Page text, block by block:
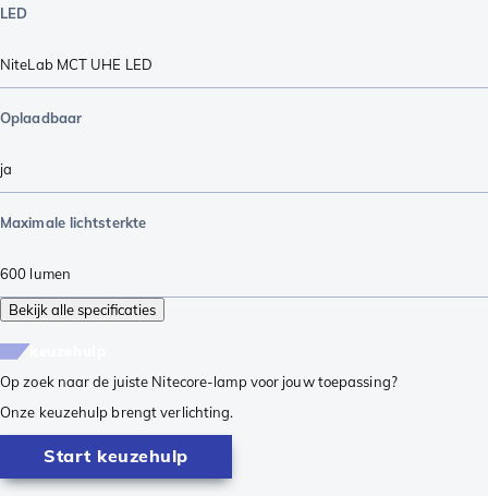
LED
NiteLab MCT UHE LED
Oplaadbaar
ja
Maximale lichtsterkte
600 lumen
Bekijk alle specificaties
Op zoek naar de juiste Nitecore-lamp voor jouw toepassing?
Onze keuzehulp brengt verlichting.
Start keuzehulp